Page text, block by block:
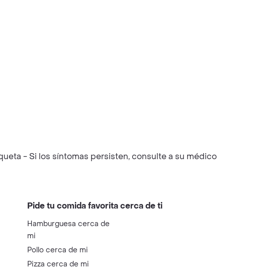
- Si los síntomas persisten, consulte a su médico
Pide tu comida favorita cerca de ti
Hamburguesa cerca de
mi
Pollo cerca de mi
Pizza cerca de mi